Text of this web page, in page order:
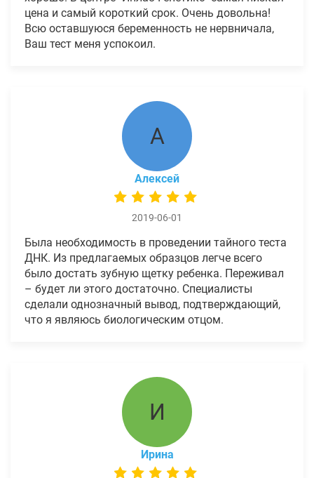
цена и самый короткий срок. Очень довольна!
Всю оставшуюся беременность не нервничала,
Ваш тест меня успокоил.
А
Алексей
2019-06-01
Была необходимость в проведении тайного теста
ДНК. Из предлагаемых образцов легче всего
было достать зубную щетку ребенка. Переживал
– будет ли этого достаточно. Специалисты
сделали однозначный вывод, подтверждающий,
что я являюсь биологическим отцом.
И
Ирина